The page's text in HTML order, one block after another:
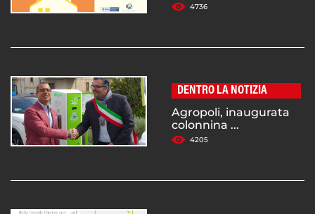
4736
DENTRO LA NOTIZIA
Agropoli, inaugurata
colonnina ...
4205